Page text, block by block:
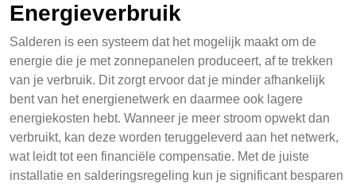
Energieverbruik
Salderen is een systeem dat het mogelijk maakt om de
energie die je met zonnepanelen produceert, af te trekken
van je verbruik. Dit zorgt ervoor dat je minder afhankelijk
bent van het energienetwerk en daarmee ook lagere
energiekosten hebt. Wanneer je meer stroom opwekt dan
verbruikt, kan deze worden teruggeleverd aan het netwerk,
wat leidt tot een financiële compensatie. Met de juiste
installatie en salderingsregeling kun je significant besparen